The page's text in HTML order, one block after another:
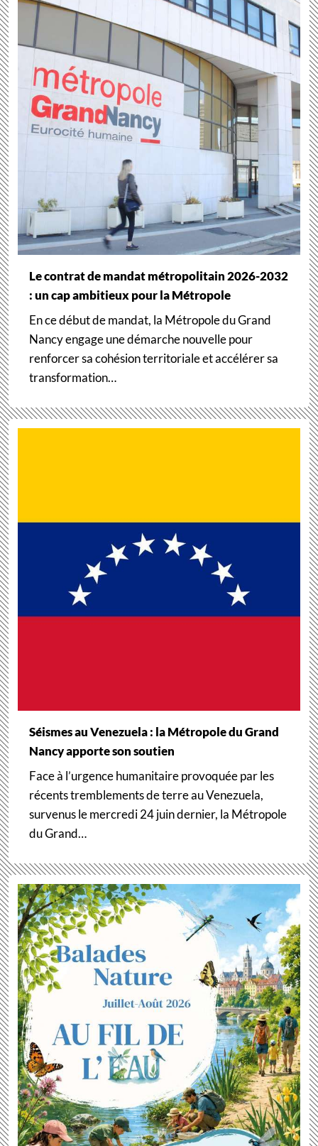
Le contrat de mandat métropolitain 2026-2032
: un cap ambitieux pour la Métropole
En ce début de mandat, la Métropole du Grand
Nancy engage une démarche nouvelle pour
renforcer sa cohésion territoriale et accélérer sa
transformation…
Séismes au Venezuela : la Métropole du Grand
Nancy apporte son soutien
Face à l’urgence humanitaire provoquée par les
récents tremblements de terre au Venezuela,
survenus le mercredi 24 juin dernier, la Métropole
du Grand…